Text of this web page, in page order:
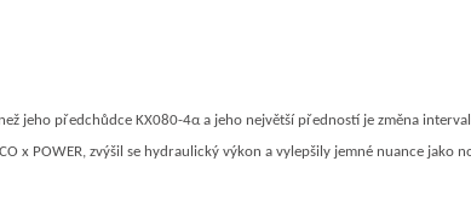
jeho předchůdce KX080-4α a jeho největší předností je změna
x POWER, zvýšil se hydraulický výkon a vylepšily jemné nuance jako